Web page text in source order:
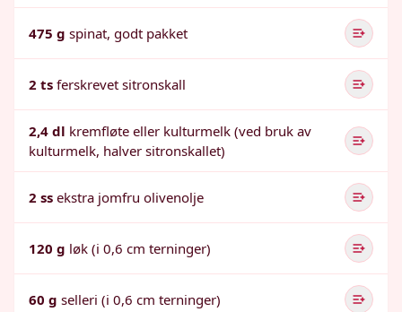
475 g spinat, godt pakket
2 ts ferskrevet sitronskall
2,4 dl kremfløte eller kulturmelk (ved bruk av
kulturmelk, halver sitronskallet)
2 ss ekstra jomfru olivenolje
120 g løk (i 0,6 cm terninger)
60 g selleri (i 0,6 cm terninger)